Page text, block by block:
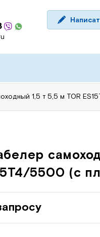
1,5 т 5,5 м TOR
5500 (с